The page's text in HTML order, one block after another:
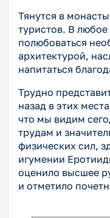
Тянутся в
туристов. В
полюбоваться
архитектурой,
напитаться
Трудно
назад в этих
что мы видим
трудам и
физических сил,
игумении
оценило высшее
и отметило